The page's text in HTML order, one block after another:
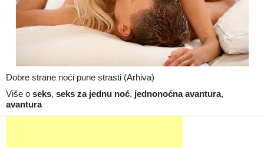
Dobre strane noći pune strasti (Arhiva)
Više o seks, seks za jednu noć, jednonoćna avantura,
avantura